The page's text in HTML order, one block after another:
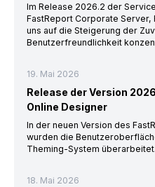
Im Release 2026.2 der
FastReport Corporate Server,
uns auf die Steigerung der
Benutzerfreundlichkeit
19. Mai 2026
Release der Version
Online Designer
In der neuen Version des
wurden die
Theming-System überarbeitet.
18. Mai 2026